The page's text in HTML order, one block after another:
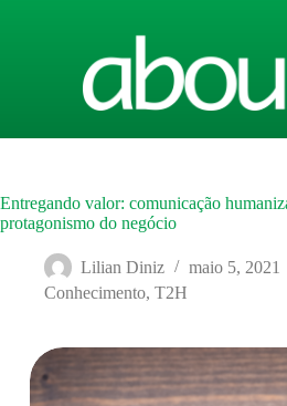
Entregando valor: comunicação
protagonismo do negócio
Lilian Diniz
maio 5, 2021
Conhecimento, T2H